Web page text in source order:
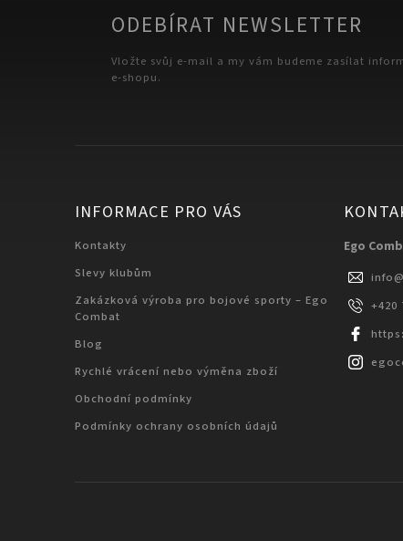
ODEBÍRAT NEWSLETTER
Vložte svůj e-mail a my vám budeme zasílat
e-shopu.
INFORMACE PRO VÁS
Kontakty
Slevy klubům
Zakázková výroba pro bojové sporty – Ego
Combat
Blog
Rychlé vrácení nebo výměna zboží
Obchodní podmínky
Podmínky ochrany osobních údajů
Ego
info@
+420